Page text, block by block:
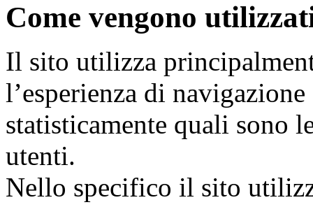
Come vengono
Il sito utilizza
l’esperienza di
statisticamente quali sono
utenti.
Nello specifico il sito